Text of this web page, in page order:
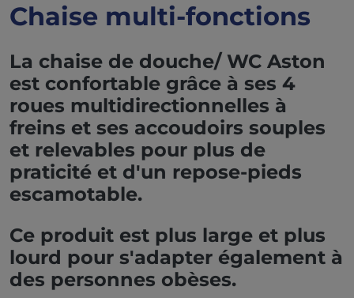
Chaise multi-fonctions
La chaise de douche/ WC Aston
est confortable grâce à ses 4
roues multidirectionnelles à
freins et ses accoudoirs souples
et relevables pour plus de
praticité et d'un repose-pieds
escamotable.
Ce produit est plus large et plus
lourd pour s'adapter également à
des personnes obèses.